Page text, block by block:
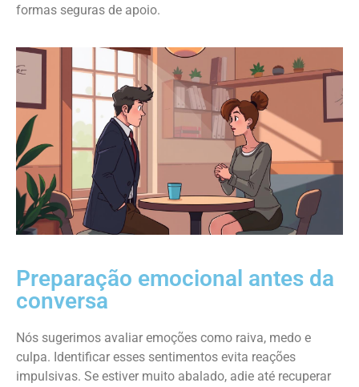
formas seguras de apoio.
Preparação emocional antes da
conversa
Nós sugerimos avaliar emoções como raiva, medo e
culpa. Identificar esses sentimentos evita reações
impulsivas. Se estiver muito abalado, adie até recuperar